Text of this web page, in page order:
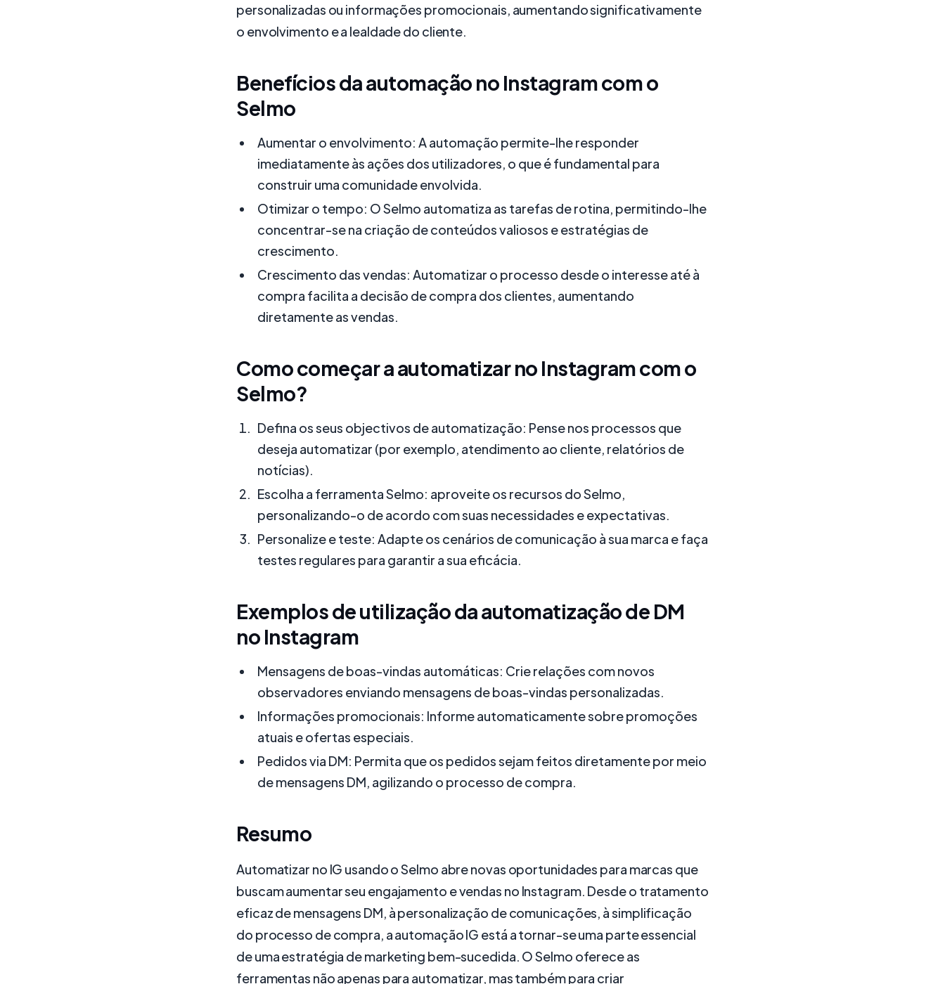
personalizadas ou informações promocionais, aumentando significativamente
o envolvimento e a lealdade do cliente.
Benefícios da automação no Instagram com o
Selmo
Aumentar o envolvimento: A automação permite-lhe responder
imediatamente às ações dos utilizadores, o que é fundamental para
construir uma comunidade envolvida.
Otimizar o tempo: O Selmo automatiza as tarefas de rotina, permitindo-lhe
concentrar-se na criação de conteúdos valiosos e estratégias de
crescimento.
Crescimento das vendas: Automatizar o processo desde o interesse até à
compra facilita a decisão de compra dos clientes, aumentando
diretamente as vendas.
Como começar a automatizar no Instagram com o
Selmo?
Defina os seus objectivos de automatização: Pense nos processos que
deseja automatizar (por exemplo, atendimento ao cliente, relatórios de
notícias).
Escolha a ferramenta Selmo: aproveite os recursos do Selmo,
personalizando-o de acordo com suas necessidades e expectativas.
Personalize e teste: Adapte os cenários de comunicação à sua marca e faça
testes regulares para garantir a sua eficácia.
Exemplos de utilização da automatização de DM
no Instagram
Mensagens de boas-vindas automáticas: Crie relações com novos
observadores enviando mensagens de boas-vindas personalizadas.
Informações promocionais: Informe automaticamente sobre promoções
atuais e ofertas especiais.
Pedidos via DM: Permita que os pedidos sejam feitos diretamente por meio
de mensagens DM, agilizando o processo de compra.
Resumo
Automatizar no IG usando o Selmo abre novas oportunidades para marcas que
buscam aumentar seu engajamento e vendas no Instagram. Desde o tratamento
eficaz de mensagens DM, à personalização de comunicações, à simplificação
do processo de compra, a automação IG está a tornar-se uma parte essencial
de uma estratégia de marketing bem-sucedida. O Selmo oferece as
ferramentas não apenas para automatizar, mas também para criar